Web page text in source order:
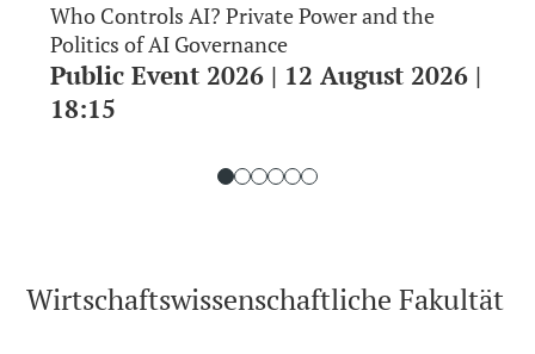
Who Controls AI? Private Power and the
Politics of AI Governance
Public Event 2026 | 12 August 2026 |
18:15
Wirtschaftswissenschaftliche Fakultät